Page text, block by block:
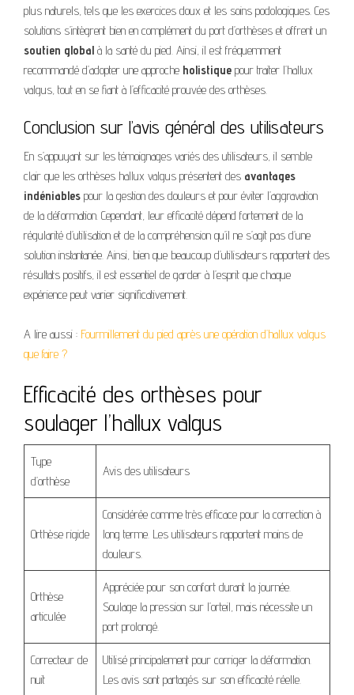
plus naturels, tels que les exercices doux et les soins podologiques. Ces
solutions s’intègrent bien en complément du port d’orthèses et offrent un
soutien global à la santé du pied. Ainsi, il est fréquemment
recommandé d’adopter une approche holistique pour traiter l’hallux
valgus, tout en se fiant à l’efficacité prouvée des orthèses.
Conclusion sur l’avis général des utilisateurs
En s’appuyant sur les témoignages variés des utilisateurs, il semble
clair que les orthèses hallux valgus présentent des avantages
indéniables pour la gestion des douleurs et pour éviter l’aggravation
de la déformation. Cependant, leur efficacité dépend fortement de la
régularité d’utilisation et de la compréhension qu’il ne s’agit pas d’une
solution instantanée. Ainsi, bien que beaucoup d’utilisateurs rapportent des
résultats positifs, il est essentiel de garder à l’esprit que chaque
expérience peut varier significativement.
A lire aussi : Fourmillement du pied après une opération d’hallux valgus
que faire ?
Efficacité des orthèses pour
soulager l’hallux valgus
Type
d’orthèse
Avis des utilisateurs
Orthèse rigide
Considérée comme très efficace pour la correction à
long terme. Les utilisateurs rapportent moins de
douleurs.
Orthèse
articulée
Appréciée pour son confort durant la journée.
Soulage la pression sur l’orteil, mais nécessite un
port prolongé.
Correcteur de
nuit
Utilisé principalement pour corriger la déformation.
Les avis sont partagés sur son efficacité réelle.